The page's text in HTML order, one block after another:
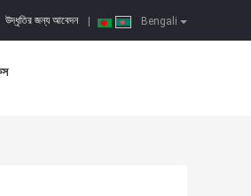
Bengali
উদ্ধৃতির জন্য আবেদন